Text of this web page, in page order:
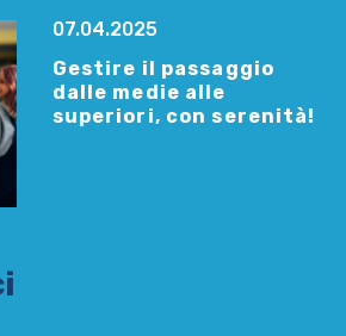
07.04.2025
Gestire il passaggio
dalle medie alle
superiori, con serenità!